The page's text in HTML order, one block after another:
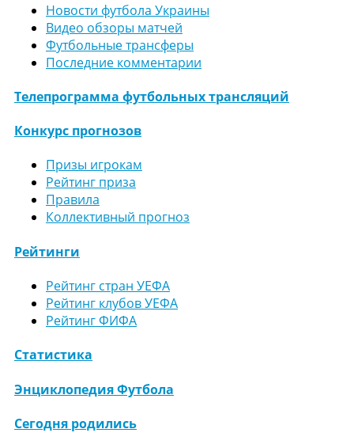
Новости футбола Украины
Видео обзоры матчей
Футбольные трансферы
Последние комментарии
Телепрограмма футбольных трансляций
Конкурс прогнозов
Призы игрокам
Рейтинг приза
Правила
Коллективный прогноз
Рейтинги
Рейтинг стран УЕФА
Рейтинг клубов УЕФА
Рейтинг ФИФА
Статистика
Энциклопедия Футбола
Сегодня родились